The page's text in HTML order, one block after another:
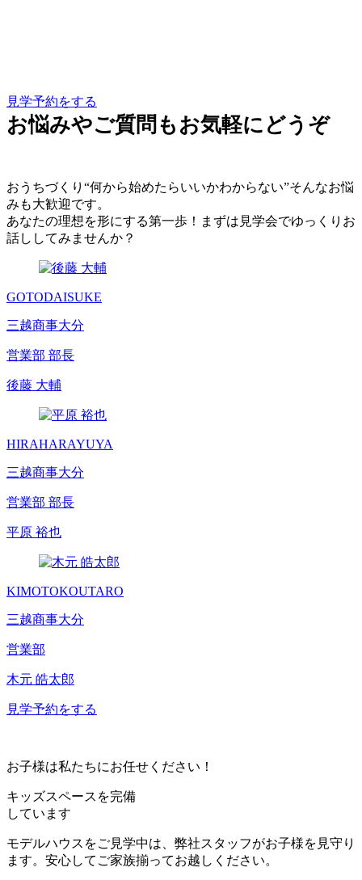
見学予約をする
お悩みやご質問もお気軽にどうぞ
おうちづくり“何から始めたらいいかわからない”そんなお悩
みも大歓迎です。
あなたの理想を形にする第一歩！まずは見学会でゆっくりお
話ししてみませんか？
GOTODAISUKE
三越商事大分
営業部 部長
後藤 大輔
HIRAHARAYUYA
三越商事大分
営業部 部長
平原 裕也
KIMOTOKOUTARO
三越商事大分
営業部
木元 皓太郎
見学予約をする
お子様は私たちにお任せください！
キッズスペース を完備
しています
モデルハウスをご見学中は、弊社スタッフがお子様を見守り
ます。安心してご家族揃ってお越しください。